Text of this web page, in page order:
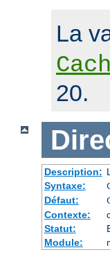
La
20.
Description:
Syntaxe:
Défaut:
Contexte:
Statut:
Module: